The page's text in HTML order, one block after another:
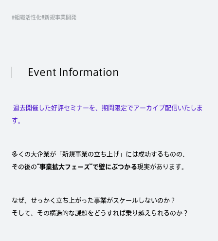
#組織活性化#新規事業開発
Event Information
過去開催した好評セミナーを、期間限定でアーカイブ配信いたしま
す。
多くの大企業が「新規事業の立ち上げ」には成功するものの、
その後の“事業拡大フェーズ”で壁にぶつかる現実があります。
なぜ、せっかく立ち上がった事業がスケールしないのか？
そして、その構造的な課題をどうすれば乗り越えられるのか？